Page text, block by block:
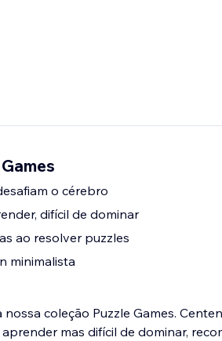
o cérebro
difícil de dominar
ao resolver puzzles
minimalista
coleção Puzzle Games.
mas difícil de dominar,